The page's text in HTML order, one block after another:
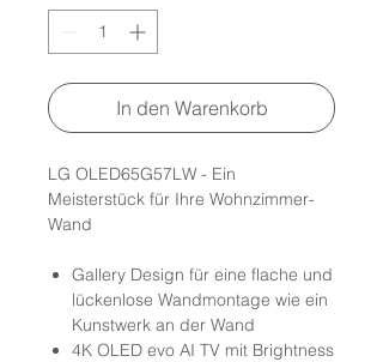
In den Warenkorb
LG OLED65G57LW - Ein
Meisterstück für Ihre Wohnzimmer-
Wand
Gallery Design für eine flache und
lückenlose Wandmontage wie ein
Kunstwerk an der Wand
4K OLED evo AI TV mit Brightness